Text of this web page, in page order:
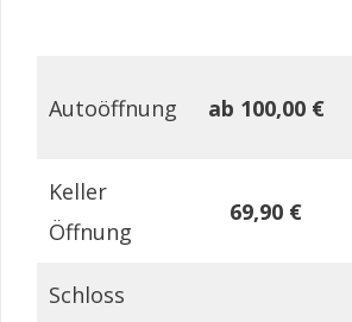
Autoöffnung ab 100,00 €
Keller
Öffnung
69,90 €
Schloss